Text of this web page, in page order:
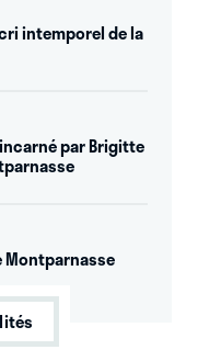
cri intemporel de la
incarné par Brigitte
Montparnasse